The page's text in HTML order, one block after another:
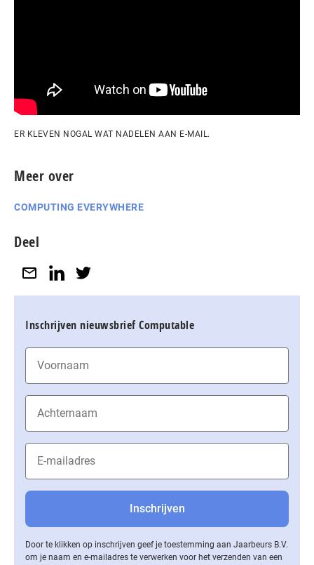
ER KLEVEN NOGAL WAT NADELEN AAN E-MAIL.
Meer over
COMPUTING EVERYWHERE
Deel
Inschrijven nieuwsbrief Computable
Door te klikken op inschrijven geef je toestemming aan Jaarbeurs B.V.
om je naam en e-mailadres te verwerken voor het verzenden van een